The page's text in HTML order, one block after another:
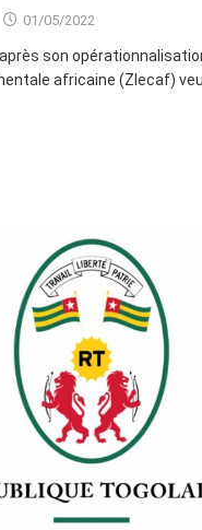
01/05/2022
après son
africaine (Zlecaf)